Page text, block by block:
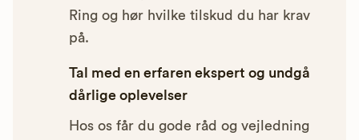
Ring og hør hvilke tilskud du har krav
på.
Tal med en erfaren ekspert og undgå
dårlige oplevelser
Hos os får du gode råd og vejledning